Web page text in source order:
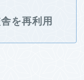
を再利用